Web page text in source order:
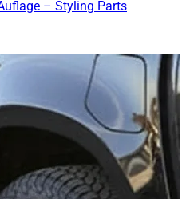
– Styling Parts